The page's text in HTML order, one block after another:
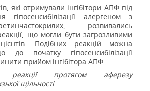
які отримували інгібітори АПФ під
гіпосенсибілізації алергеном з
розвивались
що могли бути загрозливими
Подібних реакцій можна
до початку гіпосенсибілізації
прийом інгібітора АПФ.
реакції протягом аферезу
щільності